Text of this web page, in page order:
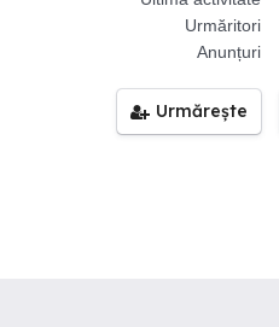
Urmăritori
Anunțuri
Urmărește